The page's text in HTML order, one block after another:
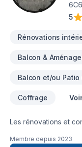
6C6
5
Rénovations
Balcon &
Balcon et/ou
Coffrage
Les rénovations et
Drain français,
Membre depuis 2023